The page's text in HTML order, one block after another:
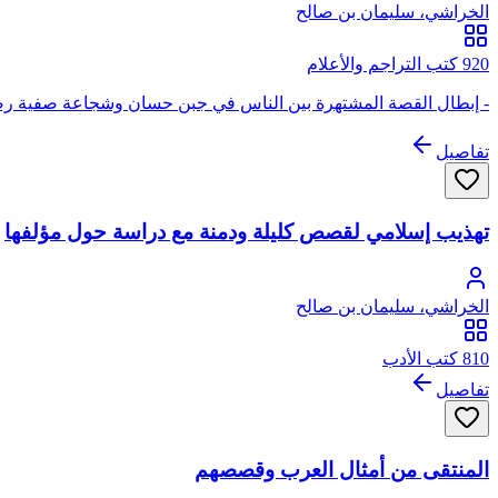
الخراشي، سليمان بن صالح
920 كتب التراجم والأعلام
- إبطال القصة المشتهرة بين الناس في جبن حسان وشجاعة صفية
تفاصيل
تهذيب إسلامي لقصص كليلة ودمنة مع دراسة حول مؤلفها
الخراشي، سليمان بن صالح
810 كتب الأدب
تفاصيل
المنتقى من أمثال العرب وقصصهم